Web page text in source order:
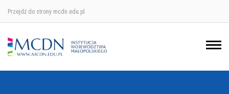
Przejdź do strony mcdn.edu.pl
Ośrodek w Krakowie
Ośrodek w Nowym Sączu